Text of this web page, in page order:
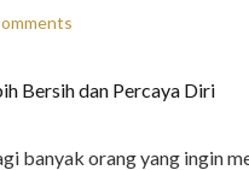
banyak orang yang ingin